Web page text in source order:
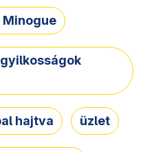
Minogue
hajtva üzlet